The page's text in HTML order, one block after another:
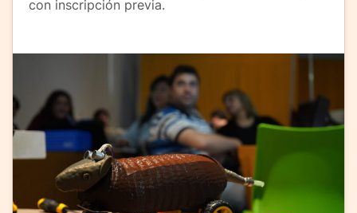
con inscripción previa.